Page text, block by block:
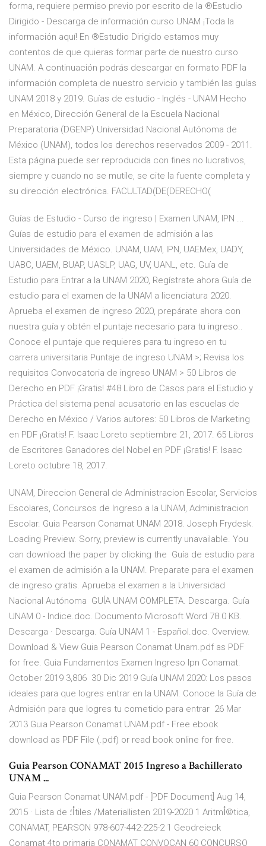
forma, requiere permiso previo por escrito de la ®Estudio
Dirigido - Descarga de información curso UNAM ¡Toda la
información aquí! En ®Estudio Dirigido estamos muy
contentos de que quieras formar parte de nuestro curso
UNAM. A continuación podrás descargar en formato PDF la
información completa de nuestro servicio y también las guías
UNAM 2018 y 2019. Guías de estudio - Inglés - UNAM Hecho
en México, Dirección General de la Escuela Nacional
Preparatoria (DGENP) Universidad Nacional Autónoma de
México (UNAM), todos los derechos reservados 2009 - 2011.
Esta página puede ser reproducida con fines no lucrativos,
siempre y cuando no se mutile, se cite la fuente completa y
su dirección electrónica. FACULTAD(DE(DERECHO(
Guías de Estudio - Curso de ingreso | Examen UNAM, IPN ...
Guías de estudio para el examen de admisión a las
Universidades de México. UNAM, UAM, IPN, UAEMex, UADY,
UABC, UAEM, BUAP, UASLP, UAG, UV, UANL, etc. Guía de
Estudio para Entrar a la UNAM 2020, Regístrate ahora Guía de
estudio para el examen de la UNAM a licenciatura 2020.
Aprueba el examen de ingreso 2020, prepárate ahora con
nuestra guía y obtén el puntaje necesario para tu ingreso..
Conoce el puntaje que requieres para tu ingreso en tu
carrera universitaria Puntaje de ingreso UNAM >; Revisa los
requisitos Convocatoria de ingreso UNAM > 50 Libros de
Derecho en PDF ¡Gratis! #48 Libro de Casos para el Estudio y
Práctica del sistema penal acusatorio en las escuelas de
Derecho en México / Varios autores: 50 Libros de Marketing
en PDF ¡Gratis! F. Isaac Loreto septiembre 21, 2017. 65 Libros
de Escritores Ganadores del Nobel en PDF ¡Gratis! F. Isaac
Loreto octubre 18, 2017.
UNAM, Direccion General de Administracion Escolar, Servicios
Escolares, Concursos de Ingreso a la UNAM, Administracion
Escolar. Guia Pearson Conamat UNAM 2018. Joseph Frydesk.
Loading Preview. Sorry, preview is currently unavailable. You
can download the paper by clicking the Guía de estudio para
el examen de admisión a la UNAM. Preparate para el examen
de ingreso gratis. Aprueba el examen a la Universidad
Nacional Autónoma GUÍA UNAM COMPLETA. Descarga. Guía
UNAM 0 - Indice.doc. Documento Microsoft Word 78.0 KB.
Descarga · Descarga. Guía UNAM 1 - Español.doc. Overview.
Download & View Guia Pearson Conamat Unam.pdf as PDF
for free. Guia Fundamentos Examen Ingreso Ipn Conamat.
October 2019 3,806 30 Dic 2019 Guía UNAM 2020: Los pasos
ideales para que logres entrar en la UNAM. Conoce la Guía de
Admisión para que logres tu cometido para entrar 26 Mar
2013 Guia Pearson Conamat UNAM.pdf - Free ebook
download as PDF File (.pdf) or read book online for free.
Guia Pearson CONAMAT 2015 Ingreso a Bachillerato
UNAM ...
Guia Pearson Conamat UNAM.pdf - [PDF Document] Aug 14,
2015 · Lista de أ؛tiles /Materiallisten 2019-2020 1 Aritmأ©tica,
CONAMAT, PEARSON 978-607-442-225-2 1 Geodreieck
Conamat 4to primaria CONAMAT CONVOCAN 60 CONCURSO